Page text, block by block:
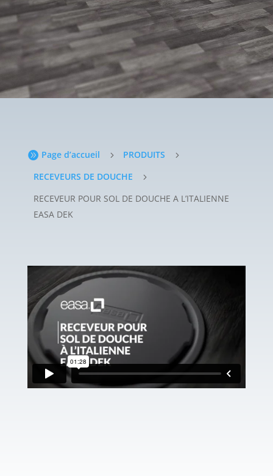
 Page d’accueil 5 PRODUITS 5
RECEVEURS DE DOUCHE 5
RECEVEUR POUR SOL DE DOUCHE A L’ITALIENNE
EASA DEK